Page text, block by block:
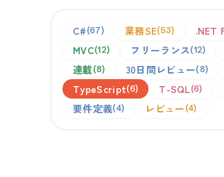
C# 67 業務SE 53 .NET
MVC 12 フリーランス 12
連載 8 30日間レビュー 8
TypeScript 6 T-SQL 6
要件定義 4 レビュー 4